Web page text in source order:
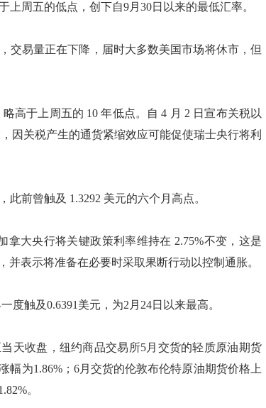
上周五的低点，创下自9月30日以来的最低汇率。
易量正在下降，届时大多数美国市场将休市，但
于上周五的 10 年低点。自 4 月 2 日宣布关税以
因关税产生的通货紧缩效应可能促使瑞士央行将利
前曾触及 1.3292 美元的六个月高点。
大央行将关键政策利率维持在 2.75%不变，这是
表示将准备在必要时采取果断行动以控制通胀。
触及0.6391美元，为2月24日以来最高。
收盘，纽约商品交易所5月交货的轻质原油期货
幅为1.86%；6月交货的伦敦布伦特原油期货价格上
。